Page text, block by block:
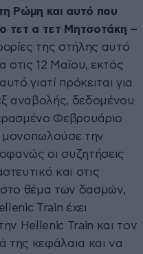
Ρώμη και αυτό που
τετ α τετ Μητσοτάκη –
της στήλης αυτό
στις 12 Μαΐου, εκτός
γιατί πρόκειται για
αναβολής, δεδομένου
Φεβρουάριο
την
οι συζητήσεις
και στις
θέμα των δασμών,
Train έχει
Hellenic Train και τον
της κεφάλαια και να